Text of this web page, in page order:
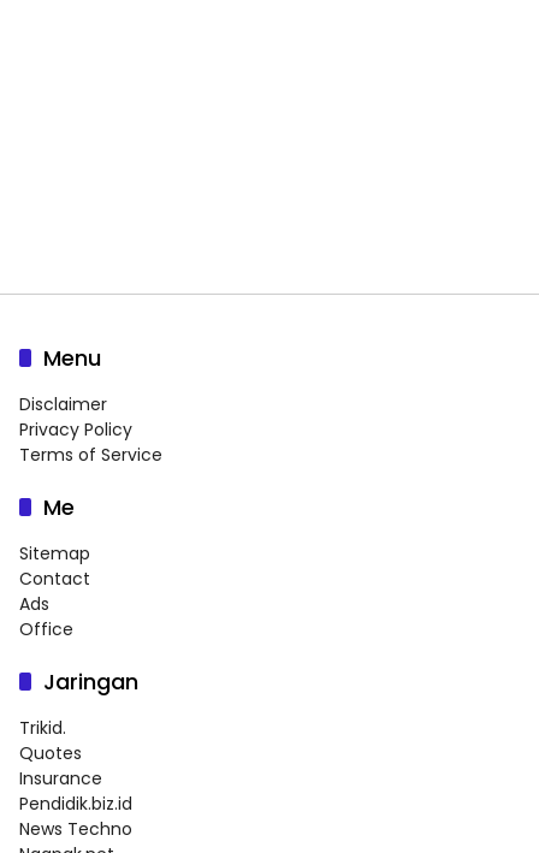
Menu
Disclaimer
Privacy Policy
Terms of Service
Me
Sitemap
Contact
Ads
Office
Jaringan
Trikid.
Quotes
Insurance
Pendidik.biz.id
News Techno